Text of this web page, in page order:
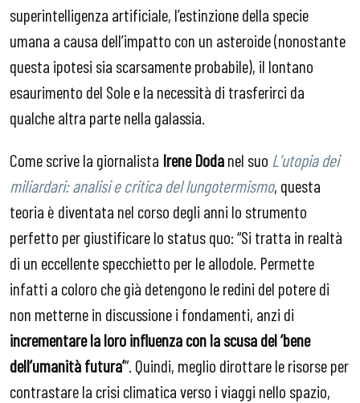
superintelligenza artificiale, l’estinzione della specie
umana a causa dell’impatto con un asteroide (nonostante
questa ipotesi sia scarsamente probabile), il lontano
esaurimento del Sole e la necessità di trasferirci da
qualche altra parte nella galassia.
Come scrive la giornalista Irene Dodanel suo L’utopia dei
miliardari: analisi e critica del lungotermismo, questa
teoria è diventata nel corso degli anni lo strumento
perfetto per giustificare lo status quo: “Si tratta in realtà
di un eccellente specchietto per le allodole. Permette
infatti a coloro che già detengono le redini del potere di
non metterne in discussione i fondamenti, anzi di
incrementare la loro influenza con la scusa del ‘bene
dell’umanità futura’”. Quindi, meglio dirottare le risorse per
contrastare la crisi climatica verso i viaggi nello spazio,